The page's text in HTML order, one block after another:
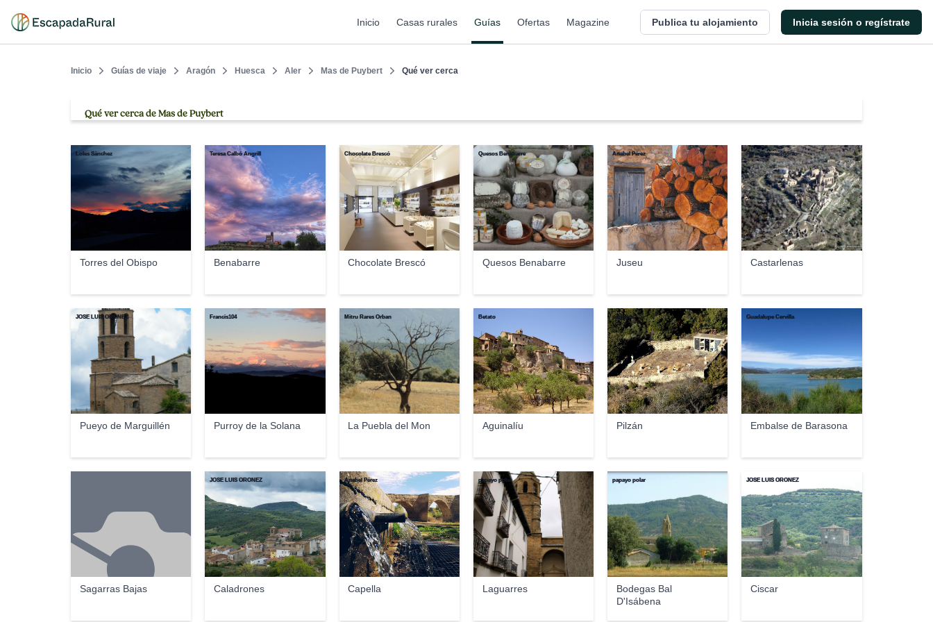
Inicio Casas rurales Guías Ofertas Magazine Publica tu alojamiento Inicia sesión o regístrate
Inicio Guías de viaje Aragón Huesca Aler Mas de Puybert Qué ver cerca
Qué ver cerca de Mas de Puybert
Torres del Obispo
Loles Sánchez
Benabarre
Teresa Calbó Angrill
Chocolate Brescó
Chocolate Brescó
Quesos Benabarre
Quesos Benabarre
Juseu
Anabel Pérez
Castarlenas
Pere elbaroncolorao
Pueyo de Marguillén
JOSE LUIS OROÑEZ
Purroy de la Solana
Francis104
La Puebla del Mon
Mitru Rares Orban
Aguinalíu
Betato
Pilzán
petjades
Embalse de Barasona
Guadalupe Cervilla
Sagarras Bajas Caladrones
JOSE LUIS OROÑEZ
Capella
Anabel Pérez
Laguarres
papayo polar
Bodegas Bal
D'Isábena
papayo polar
Ciscar
JOSE LUIS OROÑEZ